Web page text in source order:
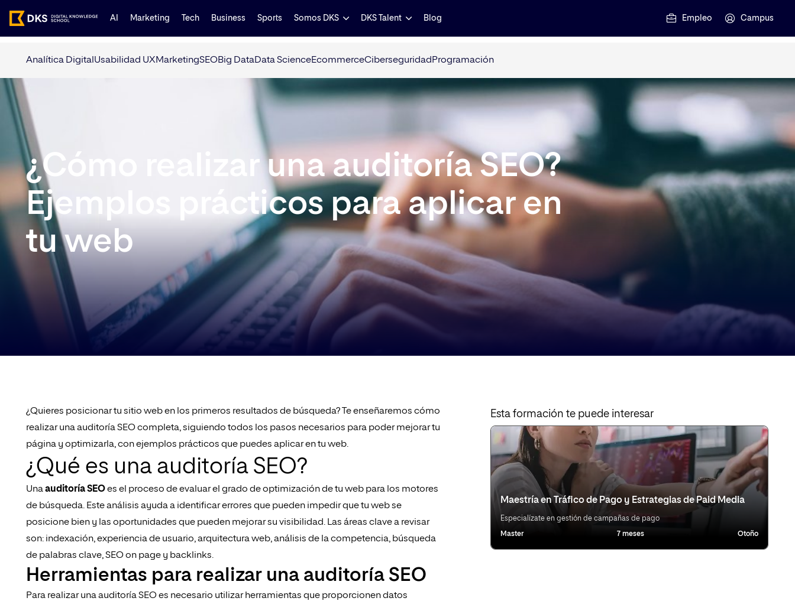
AI Marketing Tech Business Sports Somos DKS DKS Talent Blog Empleo Campus
Analítica Digital Usabilidad UXMarketingSEOBig DataData ScienceEcommerceCiberseguridad Programación
¿Cómo realizar una auditoría SEO?
Ejemplos prácticos para aplicar en
tu web
¿Quieres posicionar tu sitio web en los primeros resultados de búsqueda? Te enseñaremos cómo
realizar una auditoría SEO completa, siguiendo todos los pasos necesarios para poder mejorar tu
página y optimizarla, con ejemplos prácticos que puedes aplicar en tu web.
¿Qué es una auditoría SEO?
Unaauditoría SEOes el proceso de evaluar el grado de optimización de tu web para los motores
de búsqueda. Este análisis ayuda a identificar errores que pueden impedir que tu web se
posicione bien y las oportunidades que pueden mejorar su visibilidad. Las áreas clave a revisar
son: indexación, experiencia de usuario, arquitectura web, análisis de la competencia, búsqueda
de palabras clave, SEO on page y backlinks.
Herramientas para realizar una auditoría SEO
Para realizar una auditoría SEO es necesario utilizar herramientas que proporcionen datos
Esta formación te puede interesar
Maestría en Tráfico de Pago y Estrategias de Paid Media
Especialízate en gestión de campañas de pago
Master 7 meses Otoño